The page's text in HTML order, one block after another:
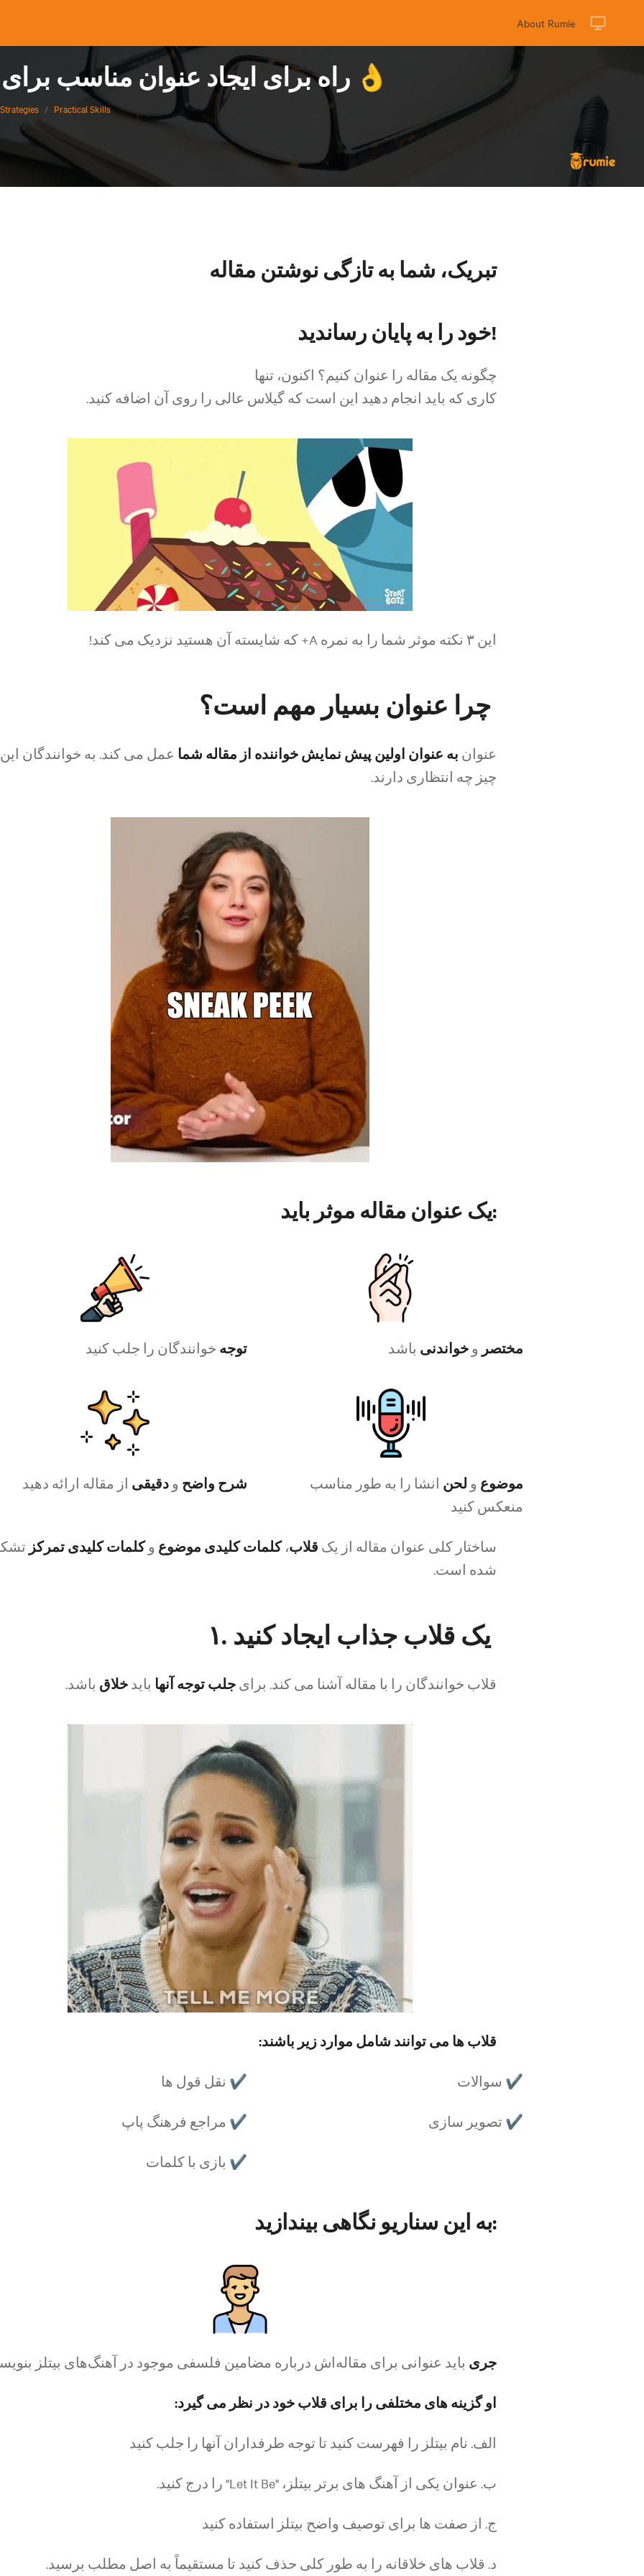
About Rumie
راه برای ایجاد عنوان مناسب برای مقاله خود۳ 👌
/ Practical Skills
تبریک، شما به تازگی نوشتن مقاله
خود را به پایان رساندید!
چگونه یک مقاله را عنوان کنیم؟ اکنون، تنها
کاری که باید انجام دهید این است که گیلاس عالی را روی آن اضافه کنید.
این ۳ نکته موثر شما را به نمره A+ که شایسته آن هستید نزدیک می کند!
چرا عنوان بسیار مهم است؟
عنوان به عنوان اولین پیش نمایش خواننده از مقاله شما عمل می کند. به خوانندگان
چیز چه انتظاری دارند.
یک عنوان مقاله موثر باید:
توجه خوانندگان را جلب کنید
شرح واضح و دقیقی از مقاله ارائه دهید
مختصر و خواندنی باشد
موضوع و لحن انشا را به طور مناسب
منعکس کنید
ساختار کلی عنوان مقاله از یک قلاب،کلمات کلیدی موضوع وکلمات کلیدی تمرکز
شده است.
۱. یک قلاب جذاب ایجاد کنید
قلاب خوانندگان را با مقاله آشنا می کند. برای جلب توجه آنها باید خلاق باشد.
قلاب ها می توانند شامل موارد زیر باشند:
✔️ نقل قول ها
✔️ مراجع فرهنگ پاپ
✔️ بازی با کلمات
✔️ سوالات
✔️ تصویر سازی
به این سناریو نگاهی بیندازید:
جری باید عنوانی برای مقاله‌اش درباره مضامین فلسفی موجود در آهنگ‌های بیتلز
او گزینه های مختلفی را برای قلاب خود در نظر می گیرد:
الف. نام بیتلز را فهرست کنید تا توجه طرفداران آنها را جلب کنید
ب. عنوان یکی از آهنگ های برتر بیتلز، "Let It Be" را درج کنید.
ج. از صفت ها برای توصیف واضح بیتلز استفاده کنید
د. قلاب های خلاقانه را به طور کلی حذف کنید تا مستقیماً به اصل مطلب برسید.